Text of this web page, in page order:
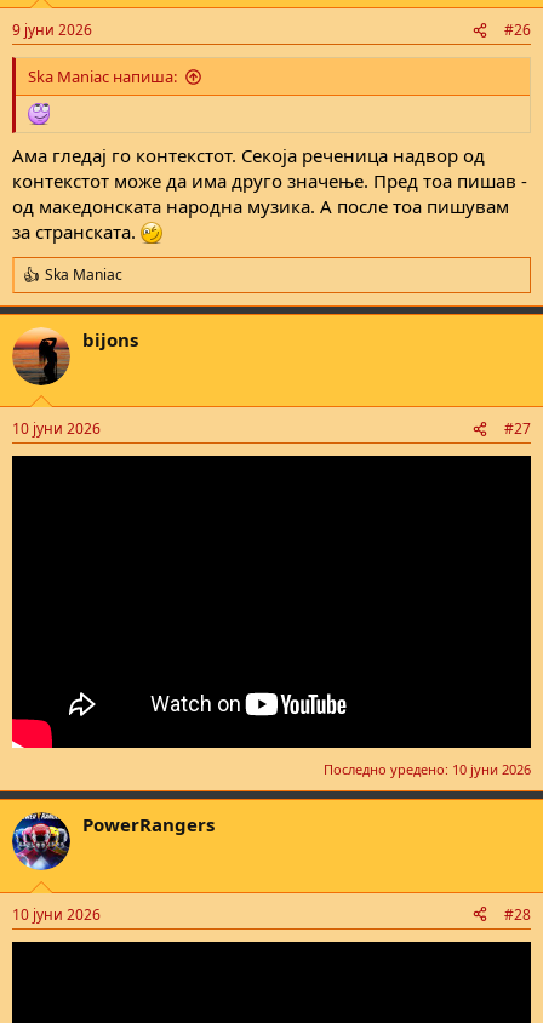
n
s
:
9 јуни 2026 #26
Ska Maniac напиша:
Ама гледај го контекстот. Секоја реченица надвор од
контекстот може да има друго значење. Пред тоа пишав -
од македонската народна музика. А после тоа пишувам
за странската.
R
e
a
c
t
i
s
:
Ska Maniac
bijons
10 јуни 2026 #27
Последно уредено: 10 јуни 2026
PowerRangers
10 јуни 2026 #28